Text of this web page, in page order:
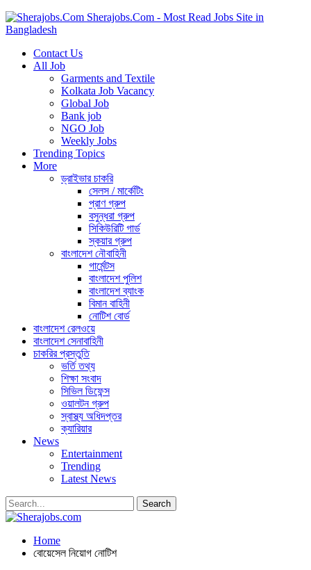
Sherajobs.Com - Most Read Jobs Site in
Bangladesh
Contact Us
All Job
Garments and Textile
Kolkata Job Vacancy
Global Job
Bank job
NGO Job
Weekly Jobs
Trending Topics
More
ড্রাইভার চাকরি
সেলস / মার্কেটিং
প্রাণ গ্রুপ
বসুন্ধরা গ্রুপ
সিকিউরিটি গার্ড
স্কয়ার গ্রুপ
বাংলাদেশ নৌবাহিনী
গার্মেন্টস
বাংলাদেশ পুলিশ
বাংলাদেশ ব্যাংক
বিমান বাহিনী
নোটিশ বোর্ড
বাংলাদেশ রেলওয়ে
বাংলাদেশ সেনাবাহিনী
চাকরির প্রস্তুতি
ভর্তি তথ্য
শিক্ষা সংবাদ
সিভিল ডিফেন্স
ওয়ালটন গ্রুপ
স্বাস্থ্য অধিদপ্তর
ক্যারিয়ার
News
Entertainment
Trending
Latest News
Home
বোয়েসেল নিয়োগ নোটিশ